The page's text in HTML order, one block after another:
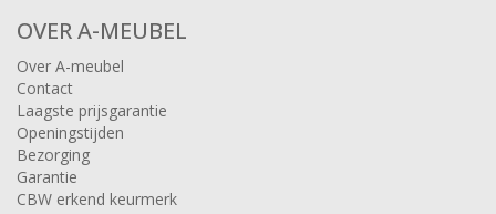
OVER A-MEUBEL
Over A-meubel
Contact
Laagste prijsgarantie
Openingstijden
Bezorging
Garantie
CBW erkend keurmerk